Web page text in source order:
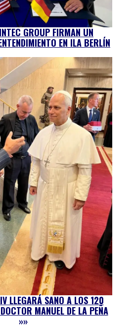
GROUP FIRMAN UN
EN ILA BERLÍN
LLEGARÁ SANO A LOS 120
MANUEL DE LA PEÑA
»»